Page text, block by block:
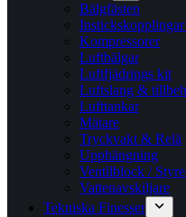
Bälgfästen
Kompressorer
Luftbälgar
Luftfjädrings kit
Luftslang &
Lufttankar
Mätare
Tryckvakt & Relä
Upphängning
Ventilblock /
Vattenavskiljare
Tekniska Finesser